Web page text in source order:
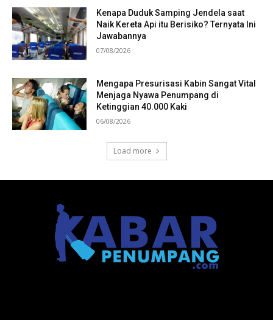
Kenapa Duduk Samping Jendela saat
Naik Kereta Api itu Berisiko? Ternyata Ini
Jawabannya
07/08/2026
Mengapa Presurisasi Kabin Sangat Vital
Menjaga Nyawa Penumpang di
Ketinggian 40.000 Kaki
06/08/2026
Load more